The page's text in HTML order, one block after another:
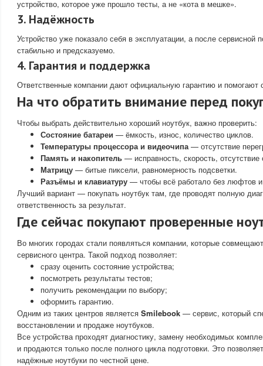
устройство, которое уже прошло тесты, а не «кота в мешке».
3. Надёжность
Устройство уже показало себя в эксплуатации, а после сервисной
стабильно и предсказуемо.
4. Гарантия и поддержка
Ответственные компании дают официальную гарантию и помогают
На что обратить внимание перед
Чтобы выбрать действительно хороший ноутбук, важно проверить:
Состояние батареи — ёмкость, износ, количество циклов.
Температуры процессора и видеочипа— отсутствие
Память и накопитель — исправность, скорость,
Матрицу — битые пиксели, равномерность подсветки.
Разъёмы и клавиатуру — чтобы всё работало без люфтов
Лучший вариант — покупать ноутбук там, где проводят полную
ответственность за результат.
Где сейчас покупают проверенные
Во многих городах стали появляться компании, которые
сервисного центра. Такой подход позволяет:
сразу оценить состояние устройства;
посмотреть результаты тестов;
получить рекомендации по выбору;
оформить гарантию.
Одним из таких центров является Smilebook — сервис, который
восстановлении и продаже ноутбуков.
Все устройства проходят диагностику, замену необходимых
и продаются только после полного цикла подготовки. Это
надёжные ноутбуки по честной цене.